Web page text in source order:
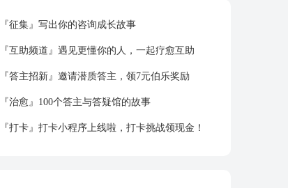
『征集』写出你的咨询成长故事
『互助频道』遇见更懂你的人，一起疗愈互助
『答主招新』邀请潜质答主，领7元伯乐奖励
『治愈』100个答主与答疑馆的故事
『打卡』打卡小程序上线啦，打卡挑战领现金！